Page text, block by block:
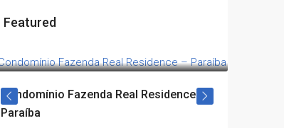
Featured
Condomínio Fazenda Real Residence –
Paraíba